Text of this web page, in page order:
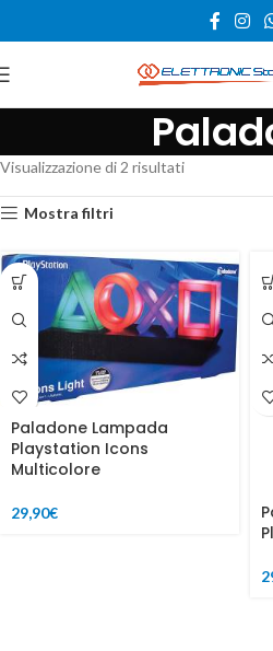
Visualizzazione di 2 risultati
Mostra filtri
Paladone Lampada
Playstation Icons
Multicolore
29,90€